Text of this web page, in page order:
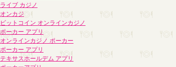
ライブ カジノ
オンカジ
ビットコイン オンラインカジノ
ポーカー アプリ
オンラインカジノ ポーカー
ポーカー アプリ
テキサスホールデム アプリ